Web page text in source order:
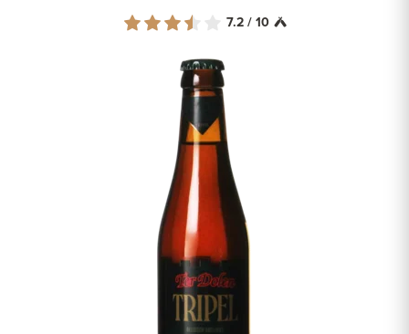
7.2 / 10